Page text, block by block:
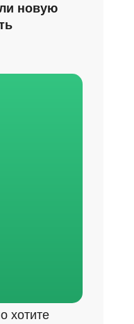
новую
хотите